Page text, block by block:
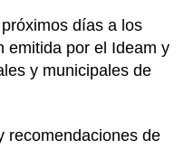
días a los
emitida por el Ideam y
y municipales de
recomendaciones de